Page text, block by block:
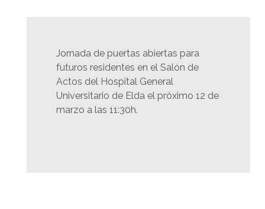
Jornada de puertas abiertas para
futuros residentes en el Salón de
Actos del Hospital General
Universitario de Elda el próximo 12 de
marzo a las 11:30h.